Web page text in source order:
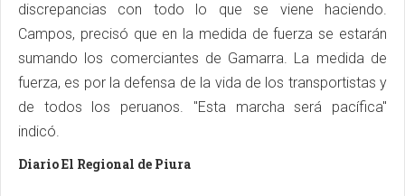
discrepancias con todo lo que se viene haciendo.
Campos, precisó que en la medida de fuerza se estarán
sumando los comerciantes de Gamarra. La medida de
fuerza, es por la defensa de la vida de los transportistas y
de todos los peruanos. "Esta marcha será pacífica"
indicó.
Diario El Regional de Piura